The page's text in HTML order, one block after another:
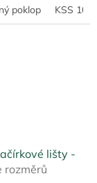
70 KLR 80
poklop KSS 100
lišty -
rozměrů